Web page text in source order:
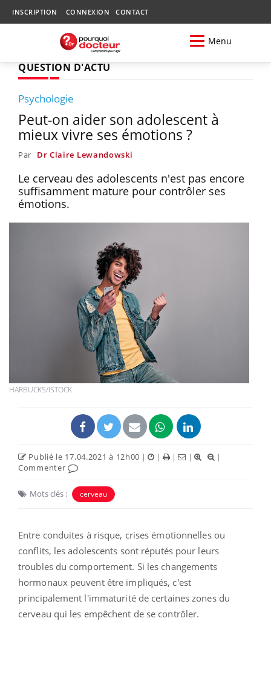
INSCRIPTION CONNEXION CONTACT
Menu
QUESTION D'ACTU
Psychologie
Peut-on aider son adolescent à
mieux vivre ses émotions ?
Par Dr Claire Lewandowski
Le cerveau des adolescents n'est pas encore
suffisamment mature pour contrôler ses
émotions.
HARBUCKS/ISTOCK
Publié le 17.04.2021 à 12h00 | | | |
|
Commenter
Mots clés : cerveau
Entre conduites à risque, crises émotionnelles ou
conflits, les adolescents sont réputés pour leurs
troubles du comportement. Si les changements
hormonaux peuvent être impliqués, c'est
principalement l'immaturité de certaines zones du
cerveau qui les empêchent de se contrôler.